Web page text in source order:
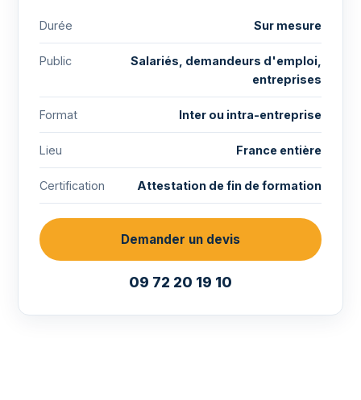
Durée Sur mesure
Public
Salariés, demandeurs d'emploi,
entreprises
Format Inter ou intra-entreprise
Lieu France entière
Certification Attestation de fin de formation
Demander un devis
09 72 20 19 10